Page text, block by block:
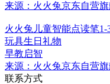
来源：火火兔京东自营
火火兔儿童智能点读笔
玩具生日礼物
早教启智
来源：火火兔京东自营
联系方式